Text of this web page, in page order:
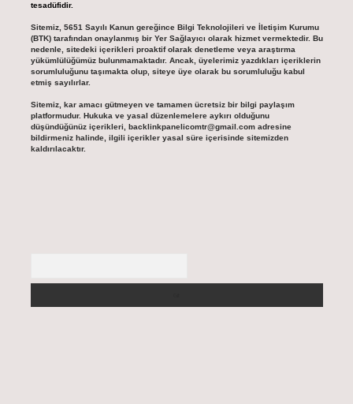
tesadüfidir.
Sitemiz, 5651 Sayılı Kanun gereğince Bilgi Teknolojileri ve İletişim Kurumu
(BTK) tarafından onaylanmış bir Yer Sağlayıcı olarak hizmet vermektedir. Bu
nedenle, sitedeki içerikleri proaktif olarak denetleme veya araştırma
yükümlülüğümüz bulunmamaktadır. Ancak, üyelerimiz yazdıkları içeriklerin
sorumluluğunu taşımakta olup, siteye üye olarak bu sorumluluğu kabul
etmiş sayılırlar.
Sitemiz, kar amacı gütmeyen ve tamamen ücretsiz bir bilgi paylaşım
platformudur. Hukuka ve yasal düzenlemelere aykırı olduğunu
düşündüğünüz içerikleri, backlinkpanelicomtr@gmail.comadresine
bildirmeniz halinde, ilgili içerikler yasal süre içerisinde sitemizden
kaldırılacaktır.